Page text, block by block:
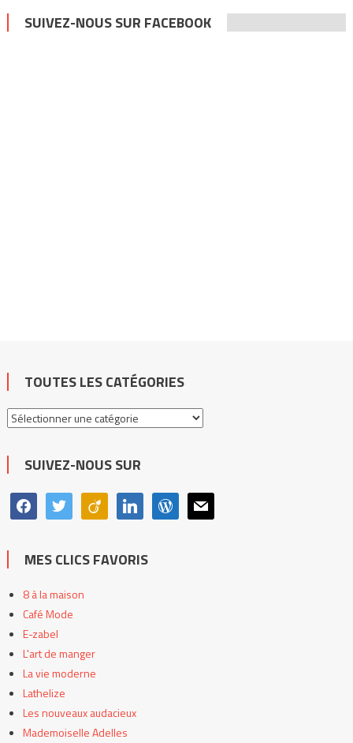
SUIVEZ-NOUS SUR FACEBOOK
TOUTES LES CATÉGORIES
Toutes
catégories
SUIVEZ-NOUS SUR
facebooktwitter viadeo linkedin wordpress
mail
MES CLICS FAVORIS
8 à la maison
Café Mode
E-zabel
L'art de manger
La vie moderne
Lathelize
Les nouveaux audacieux
Mademoiselle Adelles